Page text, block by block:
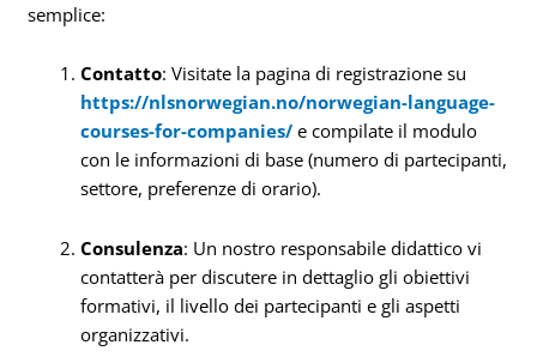
semplice:
Contatto: Visitate la pagina di registrazione su
https://nlsnorwegian.no/norwegian-language-
courses-for-companies/ e compilate il modulo
con le informazioni di base (numero di partecipanti,
settore, preferenze di orario).
Consulenza: Un nostro responsabile didattico vi
contatterà per discutere in dettaglio gli obiettivi
formativi, il livello dei partecipanti e gli aspetti
organizzativi.